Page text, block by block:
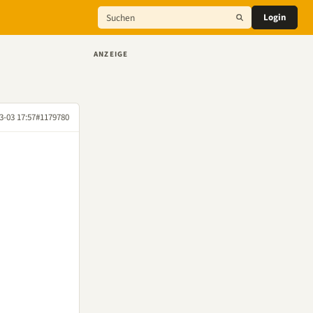
Login
03 17:57#1179780
ANZEIGE